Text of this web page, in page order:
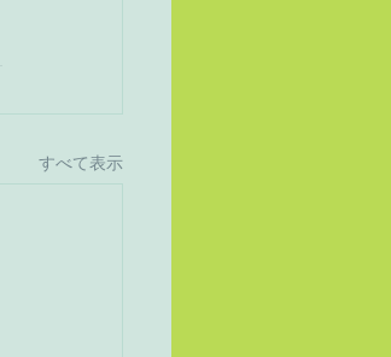
すべて表示